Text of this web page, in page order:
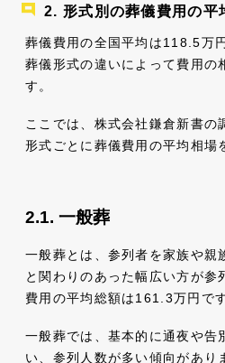
形式別の葬儀費用の平
葬儀費用の全国平均は118.5万
葬儀形式の違いによって費用の
す。
ここでは、株式会社鎌倉新書の
形式ごとに葬儀費用の平均相場
一般葬
一般葬とは、参列者を家族や親
と関わりのあった幅広い方が参
費用の平均総額は161.3万円です
一般葬では、基本的に通夜や告
い、参列人数が多い傾向があり